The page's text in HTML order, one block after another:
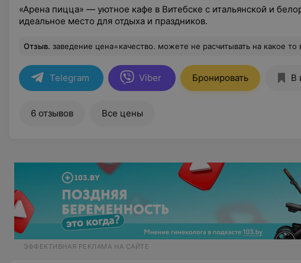
«Арена пицца» — уютное кафе в Витебске с итальянской и
идеальное место для отдыха и праздников.
Отзыв. заведение цена=качество. можете не расчитывать на какое то вау обслуживание. официанты выполняют сугубо свою
Telegram Viber Бронировать В
6 отзывов Все цены
ЭФФЕКТИВНАЯ РЕКЛАМА НА САЙТЕ